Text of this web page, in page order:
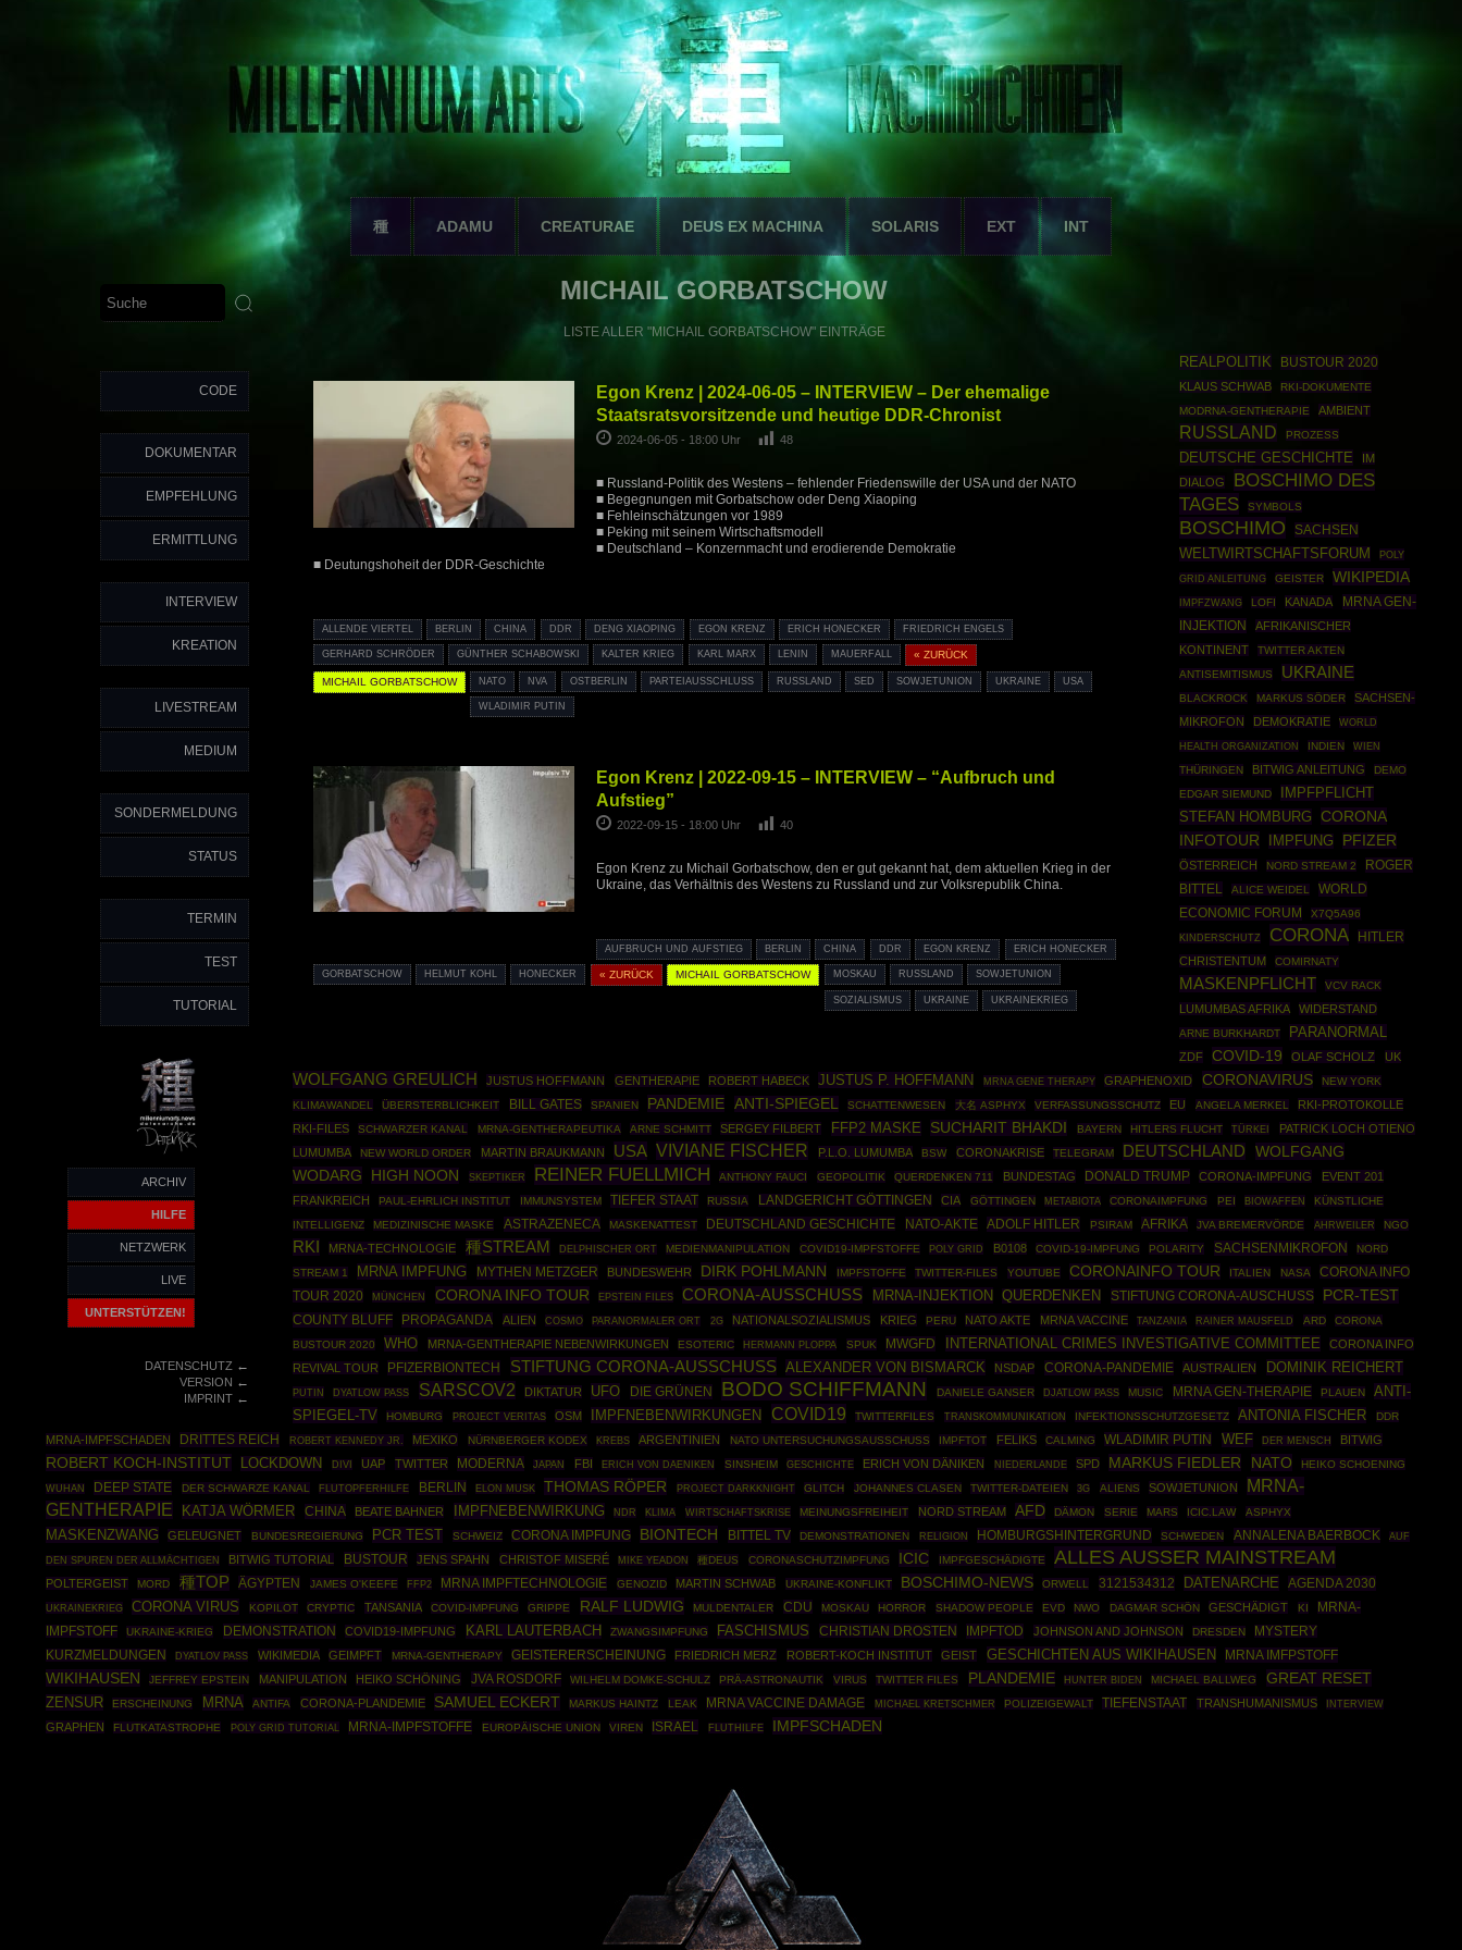
種 ADAMU CREATURAE DEUS EX MACHINA SOLARIS EXT INT
CODE
DOKUMENTAR
EMPFEHLUNG
ERMITTLUNG
INTERVIEW
KREATION
LIVESTREAM
MEDIUM
SONDERMELDUNG
STATUS
TERMIN
TEST
TUTORIAL
ARCHIV
HILFE
NETZWERK
LIVE
UNTERSTÜTZEN!
DATENSCHUTZ←
VERSION ←
IMPRINT←
MICHAIL GORBATSCHOW
LISTE ALLER "MICHAIL GORBATSCHOW" EINTRÄGE
Egon Krenz | 2024-06-05 – INTERVIEW – Der ehemalige
Staatsratsvorsitzende und heutige DDR-Chronist
2024-06-05 - 18:00 Uhr 48
■ Russland-Politik des Westens – fehlender Friedenswille der USA und der NATO
■ Begegnungen mit Gorbatschow oder Deng Xiaoping
■ Fehleinschätzungen vor 1989
■ Peking mit seinem Wirtschaftsmodell
■ Deutschland – Konzernmacht und erodierende Demokratie
■ Deutungshoheit der DDR-Geschichte
ALLENDE VIERTEL BERLIN CHINA DDR DENG XIAOPING EGON KRENZ ERICH HONECKER FRIEDRICH ENGELS
GERHARD SCHRÖDER GÜNTHER SCHABOWSKI KALTER KRIEG KARL MARX LENIN MAUERFALL « ZURÜCK
MICHAIL GORBATSCHOW NATO NVA OSTBERLIN PARTEIAUSSCHLUSS RUSSLAND SED SOWJETUNION UKRAINE USA
WLADIMIR PUTIN
Egon Krenz | 2022-09-15 – INTERVIEW – “Aufbruch und
Aufstieg”
2022-09-15 - 18:00 Uhr 40
Egon Krenz zu Michail Gorbatschow, den er gut gekannt hat, dem aktuellen Krieg in der
Ukraine, das Verhältnis des Westens zu Russland und zur Volksrepublik China.
AUFBRUCH UND AUFSTIEG BERLIN CHINA DDR EGON KRENZ ERICH HONECKER
GORBATSCHOW HELMUT KOHL HONECKER « ZURÜCK MICHAIL GORBATSCHOW MOSKAU RUSSLAND SOWJETUNION
SOZIALISMUS UKRAINE UKRAINEKRIEG
REALPOLITIK BUSTOUR 2020
KLAUS SCHWAB
RKI-DOKUMENTE
MODRNA-GENTHERAPIE
AMBIENT
RUSSLAND PROZESS
DEUTSCHE GESCHICHTE
IM
DIALOG
BOSCHIMO DES
TAGES
SYMBOLS
BOSCHIMO
SACHSEN
WELTWIRTSCHAFTSFORUM
POLY
GRID ANLEITUNG
GEISTER WIKIPEDIA
IMPFZWANG LOFI KANADA
MRNA GEN-
INJEKTION
AFRIKANISCHER
KONTINENT
TWITTER AKTEN
ANTISEMITISMUS
UKRAINE
BLACKROCK MARKUS SÖDER
SACHSEN-
MIKROFON
DEMOKRATIE
WORLD
HEALTH ORGANIZATION
INDIEN WIEN
THÜRINGEN BITWIG ANLEITUNG
DEMO
EDGAR SIEMUND
IMPFPFLICHT
STEFAN HOMBURG
CORONA
INFOTOUR
IMPFUNG PFIZER
ÖSTERREICH NORD STREAM 2
ROGER
BITTEL
ALICE WEIDEL
WORLD
ECONOMIC FORUM
X7Q5A96
KINDERSCHUTZ CORONA HITLER
CHRISTENTUM COMIRNATY
MASKENPFLICHT VCV RACK
LUMUMBAS AFRIKA WIDERSTAND
ARNE BURKHARDT PARANORMAL
ZDF COVID-19 OLAF SCHOLZ UK
WOLFGANG GREULICH JUSTUS HOFFMANN GENTHERAPIE ROBERT HABECK JUSTUS P. HOFFMANN MRNA GENE THERAPY GRAPHENOXID CORONAVIRUS
NEW YORK
KLIMAWANDEL
ÜBERSTERBLICHKEIT BILL GATES SPANIEN PANDEMIE ANTI-SPIEGEL SCHATTENWESEN 大名 ASPHYX VERFASSUNGSSCHUTZ EU ANGELA MERKEL
RKI-PROTOKOLLE
RKI-FILES
SCHWARZER KANAL MRNA-GENTHERAPEUTIKA ARNE SCHMITT SERGEY FILBERT FFP2 MASKE SUCHARIT BHAKDI BAYERN HITLERS FLUCHT TÜRKEI
PATRICK LOCH OTIENO
LUMUMBA
NEW WORLD ORDER MARTIN BRAUKMANN USA VIVIANE FISCHER P.L.O. LUMUMBA BSW CORONAKRISE TELEGRAM DEUTSCHLAND
WOLFGANG
WODARG
HIGH NOON SKEPTIKER REINER FUELLMICH ANTHONY FAUCI GEOPOLITIK QUERDENKEN 711 BUNDESTAG DONALD TRUMP CORONA-IMPFUNG
EVENT 201
FRANKREICH
PAUL-EHRLICH INSTITUT IMMUNSYSTEM TIEFER STAAT RUSSIA LANDGERICHT GÖTTINGEN CIA GÖTTINGEN METABIOTA CORONAIMPFUNG PEI BIOWAFFEN
KÜNSTLICHE
INTELLIGENZ
MEDIZINISCHE MASKE ASTRAZENECA MASKENATTEST DEUTSCHLAND GESCHICHTE NATO-AKTE ADOLF HITLER PSIRAM AFRIKA JVA BREMERVÖRDE AHRWEILER NGO
RKI MRNA-TECHNOLOGIE 種STREAM DELPHISCHER ORT MEDIENMANIPULATION COVID19-IMPFSTOFFE POLY GRID B0108 COVID-19-IMPFUNG POLARITY SACHSENMIKROFON
NORD
STREAM 1
MRNA IMPFUNG MYTHEN METZGER BUNDESWEHR DIRK POHLMANN IMPFSTOFFE TWITTER-FILES YOUTUBE CORONAINFO TOUR ITALIEN NASA
CORONA INFO
TOUR 2020
MÜNCHEN CORONA INFO TOUR EPSTEIN FILES CORONA-AUSSCHUSS MRNA-INJEKTION QUERDENKEN STIFTUNG CORONA-AUSCHUSS PCR-TEST
COUNTY BLUFF PROPAGANDA ALIEN COSMO PARANORMALER ORT 2G NATIONALSOZIALISMUS KRIEG PERU NATO AKTE MRNA VACCINE TANZANIA RAINER MAUSFELD ARD
CORONA
BUSTOUR 2020
WHO MRNA-GENTHERAPIE NEBENWIRKUNGEN ESOTERIC HERMANN PLOPPA SPUK MWGFD INTERNATIONAL CRIMES INVESTIGATIVE COMMITTEE
CORONA INFO
REVIVAL TOUR
PFIZERBIONTECH STIFTUNG CORONA-AUSSCHUSS ALEXANDER VON BISMARCK NSDAP CORONA-PANDEMIE AUSTRALIEN DOMINIK REICHERT
PUTIN DYATLOW PASS SARSCOV2 DIKTATUR UFO DIE GRÜNEN BODO SCHIFFMANN DANIELE GANSER DJATLOW PASS MUSIC MRNA GEN-THERAPIE PLAUEN
ANTI-
SPIEGEL-TV
HOMBURG PROJECT VERITAS OSM IMPFNEBENWIRKUNGEN COVID19 TWITTERFILES TRANSKOMMUNIKATION INFEKTIONSSCHUTZGESETZ ANTONIA FISCHER DDR
MRNA-IMPFSCHADEN DRITTES REICH ROBERT KENNEDY JR. MEXIKO NÜRNBERGER KODEX KREBS ARGENTINIEN NATO UNTERSUCHUNGSAUSSCHUSS IMPFTOT FELIKS CALMING WLADIMIR PUTIN WEF DER MENSCH BITWIG
ROBERT KOCH-INSTITUT LOCKDOWN DIVI UAP TWITTER MODERNA JAPAN FBI ERICH VON DAENIKEN SINSHEIM GESCHICHTE ERICH VON DÄNIKEN NIEDERLANDE SPD MARKUS FIEDLER NATO HEIKO SCHOENING
WUHAN DEEP STATE DER SCHWARZE KANAL FLUTOPFERHILFE BERLIN ELON MUSK THOMAS RÖPER PROJECT DARKKNIGHT GLITCH JOHANNES CLASEN TWITTER-DATEIEN 3G ALIENS SOWJETUNION
MRNA-
GENTHERAPIE
KATJA WÖRMER CHINA BEATE BAHNER IMPFNEBENWIRKUNG NDR KLIMA WIRTSCHAFTSKRISE MEINUNGSFREIHEIT NORD STREAM AFD DÄMON SERIE MARS ICIC.LAW ASPHYX
MASKENZWANG GELEUGNET BUNDESREGIERUNG PCR TEST SCHWEIZ CORONA IMPFUNG BIONTECH BITTEL TV DEMONSTRATIONEN RELIGION HOMBURGSHINTERGRUND SCHWEDEN ANNALENA BAERBOCK AUF
DEN SPUREN DER ALLMÄCHTIGEN BITWIG TUTORIAL BUSTOUR JENS SPAHN CHRISTOF MISERÉ MIKE YEADON 種DEUS CORONASCHUTZIMPFUNG ICIC IMPFGESCHÄDIGTE ALLES AUSSER MAINSTREAM
POLTERGEIST MORD 種TOP ÄGYPTEN JAMES O'KEEFE FFP2 MRNA IMPFTECHNOLOGIE GENOZID MARTIN SCHWAB UKRAINE-KONFLIKT BOSCHIMO-NEWS ORWELL 3121534312 DATENARCHE AGENDA 2030
UKRAINEKRIEG CORONA VIRUS KOPILOT CRYPTIC TANSANIA COVID-IMPFUNG GRIPPE RALF LUDWIG MULDENTALER CDU MOSKAU HORROR SHADOW PEOPLE EVD NWO DAGMAR SCHÖN GESCHÄDIGT KI
MRNA-
IMPFSTOFF
UKRAINE-KRIEG DEMONSTRATION COVID19-IMPFUNG KARL LAUTERBACH ZWANGSIMPFUNG FASCHISMUS CHRISTIAN DROSTEN IMPFTOD JOHNSON AND JOHNSON DRESDEN
MYSTERY
KURZMELDUNGEN
DYATLOV PASS WIKIMEDIA GEIMPFT MRNA-GENTHERAPY GEISTERERSCHEINUNG FRIEDRICH MERZ ROBERT-KOCH INSTITUT GEIST GESCHICHTEN AUS WIKIHAUSEN MRNA IMFPSTOFF
WIKIHAUSEN JEFFREY EPSTEIN MANIPULATION HEIKO SCHÖNING JVA ROSDORF WILHELM DOMKE-SCHULZ PRÄ-ASTRONAUTIK VIRUS TWITTER FILES PLANDEMIE HUNTER BIDEN MICHAEL BALLWEG GREAT RESET
ZENSUR ERSCHEINUNG MRNA ANTIFA CORONA-PLANDEMIE SAMUEL ECKERT MARKUS HAINTZ LEAK MRNA VACCINE DAMAGE MICHAEL KRETSCHMER POLIZEIGEWALT TIEFENSTAAT TRANSHUMANISMUS INTERVIEW
GRAPHEN FLUTKATASTROPHE POLY GRID TUTORIAL MRNA-IMPFSTOFFE EUROPÄISCHE UNION VIREN ISRAEL FLUTHILFE IMPFSCHADEN
Powered By :